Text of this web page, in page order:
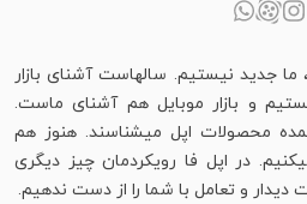
جدید نیستیم. سالهاست آشنای بازار
و بازار موبایل هم آشنای ماست.
محصولات اپل میشناسند. هنوز هم
در اپل فا رویکردمان چیز دیگری
دیدار و تعامل با شما را از دست ندهیم.